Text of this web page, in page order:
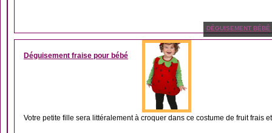
DÉGUISEMENT BÉBÉ
Déguisement fraise pour bébé
Votre petite fille sera littéralement à croquer dans ce costume de fruit frais